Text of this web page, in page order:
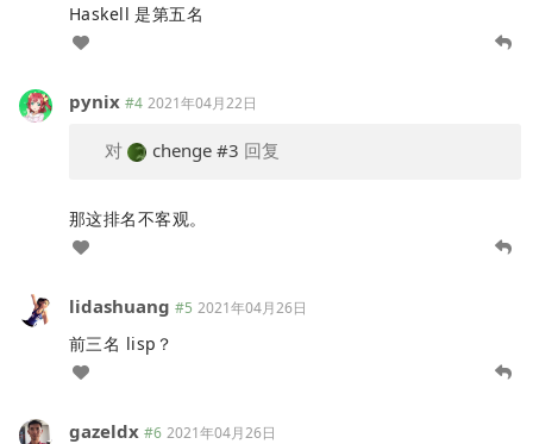
Haskell 是第五名
pynix #4 2021年04月22日
对 chenge #3 回复
那这排名不客观。
lidashuang #5 2021年04月26日
前三名 lisp？
gazeldx #6 2021年04月26日